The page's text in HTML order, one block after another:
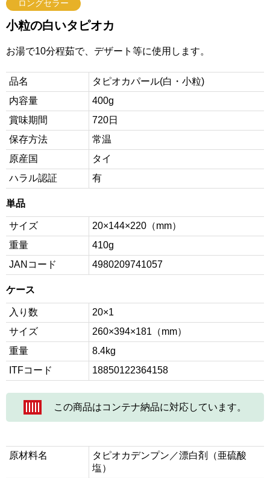
ロングセラー
小粒の白いタピオカ
お湯で10分程茹で、デザート等に使用します。
品名
タピオカパール(白・小粒)
内容量
400g
賞味期間
720日
保存方法
常温
原産国
タイ
ハラル認証
有
単品
サイズ
20×144×220（mm）
重量
410g
JANコード
4980209741057
ケース
入り数
20×1
サイズ
260×394×181（mm）
重量
8.4kg
ITFコード
18850122364158
この商品はコンテナ納品に対応しています。
原材料名
タピオカデンプン／漂白剤（亜硫酸
塩）